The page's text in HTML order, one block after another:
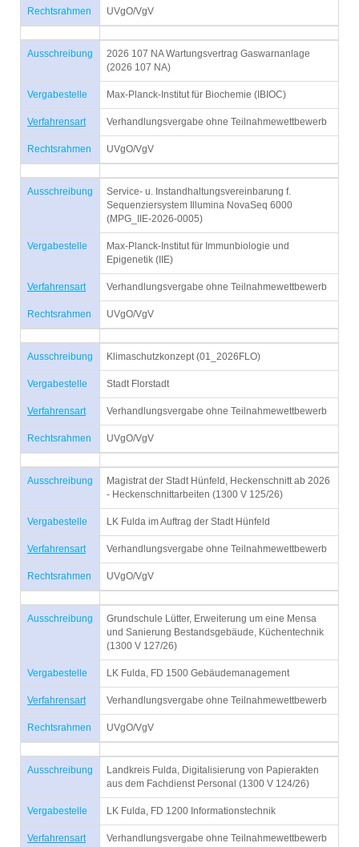
Rechtsrahmen UVgO/VgV
Ausschreibung
2026 107 NA Wartungsvertrag Gaswarnanlage
(2026 107 NA)
Vergabestelle Max-Planck-Institut für Biochemie (IBIOC)
Verfahrensart Verhandlungsvergabe ohne Teilnahmewettbewerb
Rechtsrahmen UVgO/VgV
Ausschreibung
Service- u. Instandhaltungsvereinbarung f.
Sequenziersystem Illumina NovaSeq 6000
(MPG_IIE-2026-0005)
Vergabestelle
Max-Planck-Institut für Immunbiologie und
Epigenetik (IIE)
Verfahrensart Verhandlungsvergabe ohne Teilnahmewettbewerb
Rechtsrahmen UVgO/VgV
Ausschreibung Klimaschutzkonzept (01_2026FLO)
Vergabestelle Stadt Florstadt
Verfahrensart Verhandlungsvergabe ohne Teilnahmewettbewerb
Rechtsrahmen UVgO/VgV
Ausschreibung
Magistrat der Stadt Hünfeld, Heckenschnitt ab 2026
- Heckenschnittarbeiten (1300 V 125/26)
Vergabestelle LK Fulda im Auftrag der Stadt Hünfeld
Verfahrensart Verhandlungsvergabe ohne Teilnahmewettbewerb
Rechtsrahmen UVgO/VgV
Ausschreibung
Grundschule Lütter, Erweiterung um eine Mensa
und Sanierung Bestandsgebäude, Küchentechnik
(1300 V 127/26)
Vergabestelle LK Fulda, FD 1500 Gebäudemanagement
Verfahrensart Verhandlungsvergabe ohne Teilnahmewettbewerb
Rechtsrahmen UVgO/VgV
Ausschreibung
Landkreis Fulda, Digitalisierung von Papierakten
aus dem Fachdienst Personal (1300 V 124/26)
Vergabestelle LK Fulda, FD 1200 Informationstechnik
Verfahrensart Verhandlungsvergabe ohne Teilnahmewettbewerb